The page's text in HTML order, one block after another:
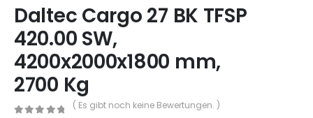
Daltec Cargo 27 BK TFSP
420.00 SW,
4200x2000x1800 mm,
2700 Kg
( Es gibt noch keine Bewertungen. )